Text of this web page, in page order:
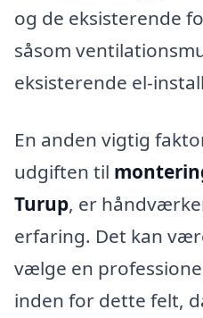
og de eksisterende
såsom
eksisterende el-
En anden vigtig
udgiften til
Turup, er
erfaring. Det kan
vælge en
inden for dette felt,